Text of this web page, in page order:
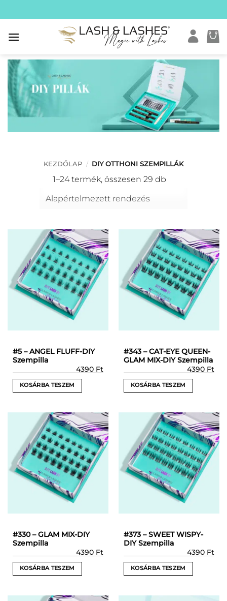
to
content
KEZDŐLAP / DIY OTTHONI SZEMPILLÁK
1–24 termék, összesen 29 db
#5 – ANGEL FLUFF-DIY
Szempilla
4390 Ft
KOSÁRBA TESZEM
#343 – CAT-EYE QUEEN-
GLAM MIX-DIY Szempilla
4390 Ft
KOSÁRBA TESZEM
#330 – GLAM MIX-DIY
Szempilla
4390 Ft
KOSÁRBA TESZEM
#373 – SWEET WISPY-
DIY Szempilla
4390 Ft
KOSÁRBA TESZEM